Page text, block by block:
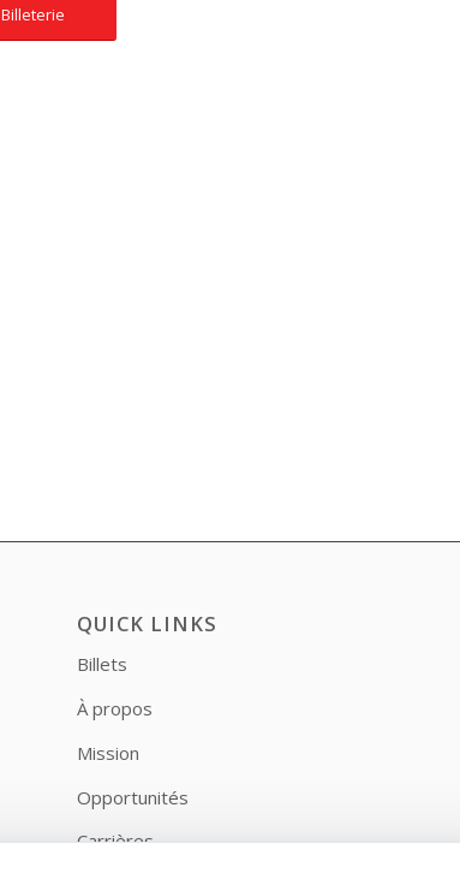
Billeterie
QUICK LINKS
Billets
À propos
Mission
Opportunités
Carrières